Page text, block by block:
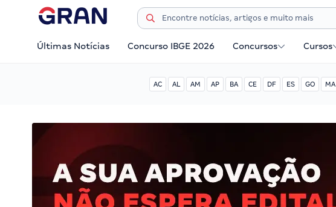
Últimas Notícias Concurso IBGE 2026 Concursos Cursos
AC AL AM AP BA CE DF ES GO MA